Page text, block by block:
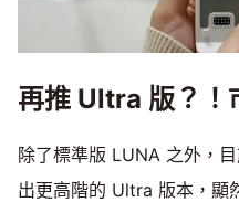
再推 Ultra 版？！
除了標準版 LUNA 之外，
出更高階的 Ultra 版本，顯